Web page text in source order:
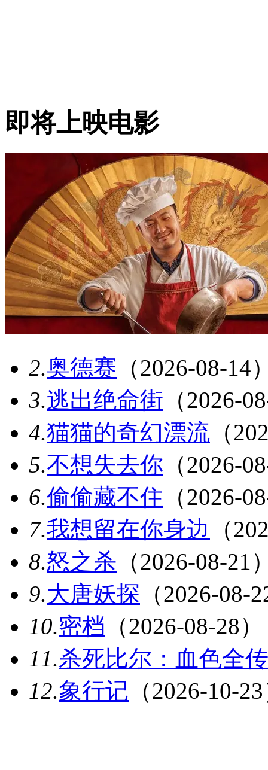
即将上映电影
2.奥德赛 （2026-08-14
3.逃出绝命街 （2026-
4.猫猫的奇幻漂流 （
5.不想失去你 （2026-
6.偷偷藏不住 （2026-
7.我想留在你身边
（
8.怒之杀 （2026-08-21
9.大唐妖探 （2026-08-
10.密档 （2026-08-28）
11.杀死比尔：血色全传
12.象行记 （2026-10-